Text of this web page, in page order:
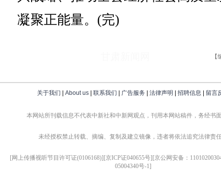
凝聚正能量。(完)
关于我们 | About us | 联系我们 | 广告服务 | 法律声明 | 招聘信息 | 留言
本网站所刊载信息不代表中新社和中新网观点，刊用本网站稿件，务经书
未经授权禁止转载、摘编、复制及建立镜像，违者将依法追究法律责
[网上传播视听节目许可证(0106168)][京ICP证040655号][京公网安备：
05004340号-1]